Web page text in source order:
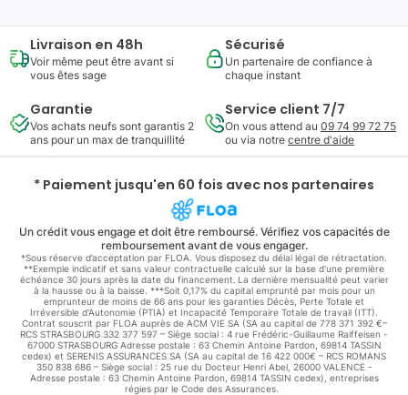
Livraison en 48h
Voir même peut être avant si
vous êtes sage
Sécurisé
Un partenaire de confiance à
chaque instant
Garantie
Vos achats neufs sont garantis 2
ans pour un max de tranquillité
Service client 7/7
On vous attend au 09 74 99 72 75
ou via notre centre d'aide
* Paiement jusqu'en 60 fois avec nos partenaires
Un crédit vous engage et doit être remboursé. Vérifiez vos capacités de
remboursement avant de vous engager.
*Sous réserve d’acceptation par FLOA. Vous disposez du délai légal de rétractation.
**Exemple indicatif et sans valeur contractuelle calculé sur la base d'une première
échéance 30 jours après la date du financement. La dernière mensualité peut varier
à la hausse ou à la baisse. ***Soit 0,17% du capital emprunté par mois pour un
emprunteur de moins de 66 ans pour les garanties Décès, Perte Totale et
Irréversible d'Autonomie (PTIA) et Incapacité Temporaire Totale de travail (ITT).
Contrat souscrit par FLOA auprès de ACM VIE SA (SA au capital de 778 371 392 €–
RCS STRASBOURG 332 377 597 – Siège social : 4 rue Frédéric-Guillaume Raiffeisen -
67000 STRASBOURG Adresse postale : 63 Chemin Antoine Pardon, 69814 TASSIN
cedex) et SERENIS ASSURANCES SA (SA au capital de 16 422 000€ – RCS ROMANS
350 838 686 – Siège social : 25 rue du Docteur Henri Abel, 26000 VALENCE -
Adresse postale : 63 Chemin Antoine Pardon, 69814 TASSIN cedex), entreprises
régies par le Code des Assurances.